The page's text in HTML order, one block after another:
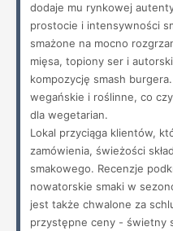
dodaje mu rynkowej
prostocie i intensywności
smażone na mocno
mięsa, topiony ser i
kompozycję smash
wegańskie i roślinne, co
dla wegetarian.
Lokal przyciąga klientów,
zamówienia, świeżości
smakowego. Recenzje
nowatorskie smaki w
jest także chwalone za
przystępne ceny - świetny